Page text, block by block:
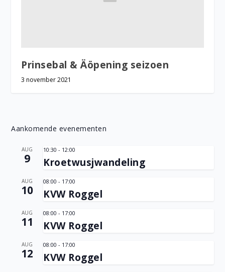
Prinsebal & Äöpening seizoen
3 november 2021
Aankomende evenementen
AUG
9
10:30 - 12:00
Kroetwusjwandeling
AUG
10
08:00 - 17:00
KVW Roggel
AUG
11
08:00 - 17:00
KVW Roggel
AUG
12
08:00 - 17:00
KVW Roggel